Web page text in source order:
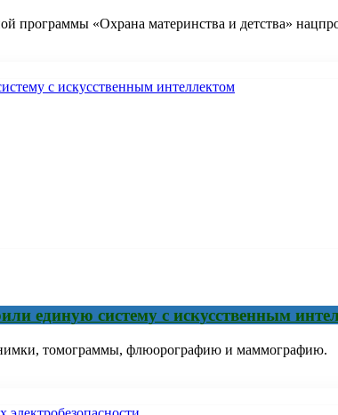
программы «Охрана материнства и детства»
единую систему с искусственным
томограммы, флюорографию и маммографию.